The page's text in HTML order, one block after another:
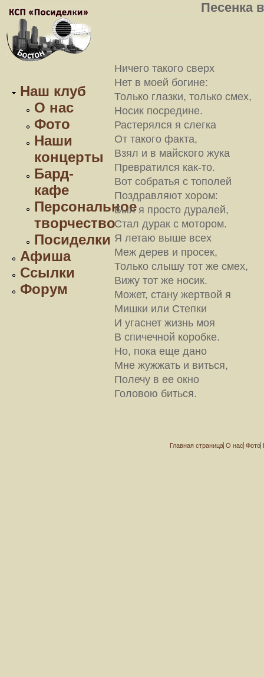
Наш клуб
О нас
Фото
Наши
концерты
Бард-
кафе
Персональное
творчество
Посиделки
Афиша
Ссылки
Форум
Песенка
Ничего такого сверх
Нет в моей богине:
Только глазки, только смех,
Носик посредине.
Растерялся я слегка
От такого факта,
Взял и в майского жука
Превратился как-то.
Вот собратья с тополей
Поздравляют хором:
Был я просто дуралей,
Стал дурак с мотором.
Я летаю выше всех
Меж дерев и просек,
Только слышу тот же смех,
Вижу тот же носик.
Может, стану жертвой я
Мишки или Степки
И угаснет жизнь моя
В спичечной коробке.
Но, пока еще дано
Мне жужжать и виться,
Полечу в ее окно
Головою биться.
Главная страница О нас Фото